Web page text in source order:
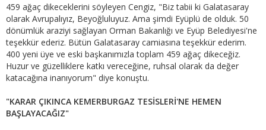
459 ağaç dikeceklerini söyleyen Cengiz, "Biz tabii ki Galatasaray
olarak Avrupalıyız, Beyoğluluyuz. Ama şimdi Eyüplü de olduk. 50
dönümlük araziyi sağlayan Orman Bakanlığı ve Eyüp Belediyesi'ne
teşekkür ederiz. Bütün Galatasaray camiasına teşekkür ederim.
400 yeni üye ve eski başkanımızla toplam 459 ağaç dikeceğiz.
Huzur ve güzelliklere katkı vereceğine, ruhsal olarak da değer
katacağına inanıyorum" diye konuştu.
"KARAR ÇIKINCA KEMERBURGAZ TESİSLERİ'NE HEMEN
BAŞLAYACAĞIZ"